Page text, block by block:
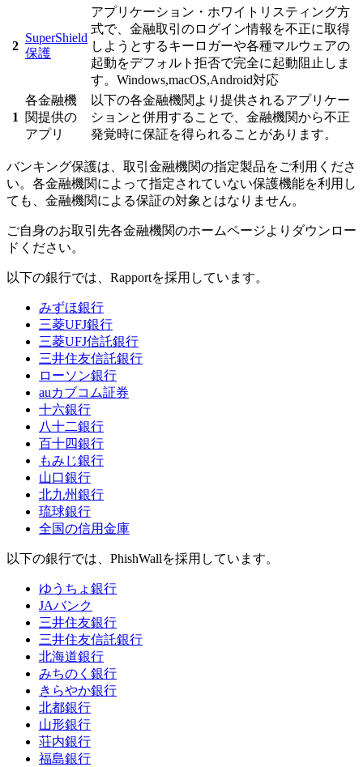
2
SuperShield
保護
アプリケーション・ホワイトリスティング方
式で、金融取引のログイン情報を不正に取得
しようとするキーロガーや各種マルウェアの
起動をデフォルト拒否で完全に起動阻止しま
す。Windows,macOS,Android対応
1
各金融機
関提供の
アプリ
以下の各金融機関より提供されるアプリケー
ションと併用することで、金融機関から不正
発覚時に保証を得られることがあります。
バンキング保護は、取引金融機関の指定製品をご利用くださ
い。 各金融機関によって指定されていない保護機能を利用し
ても、金融機関による保証の対象とはなりません。
ご自身のお取引先各金融機関のホームページよりダウンロー
ドください。
以下の銀行では、 Rapportを採用しています。
みずほ銀行
三菱UFJ銀行
三菱UFJ信託銀行
三井住友信託銀行
ローソン銀行
auカブコム証券
十六銀行
八十二銀行
百十四銀行
もみじ銀行
山口銀行
北九州銀行
琉球銀行
全国の信用金庫
以下の銀行では、 PhishWallを採用しています。
ゆうちょ銀行
JAバンク
三井住友銀行
三井住友信託銀行
北海道銀行
みちのく銀行
きらやか銀行
北都銀行
山形銀行
荘内銀行
福島銀行